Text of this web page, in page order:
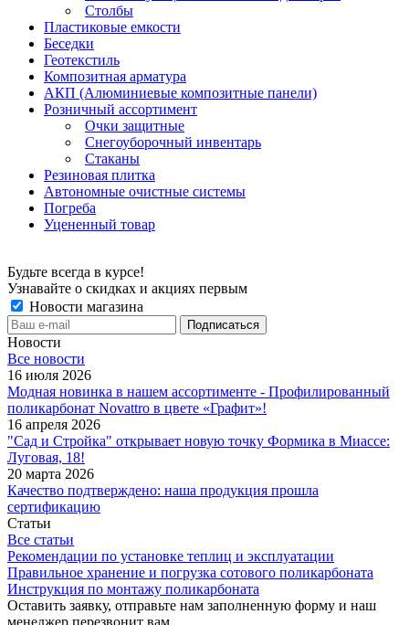
Столбы
Пластиковые емкости
Беседки
Геотекстиль
Композитная арматура
АКП (Алюминиевые композитные панели)
Розничный ассортимент
Очки защитные
Снегоуборочный инвентарь
Стаканы
Резиновая плитка
Автономные очистные системы
Погреба
Уцененный товар
Будьте всегда в курсе!
Узнавайте о скидках и акциях первым
Новости магазина
Новости
Все новости
16 июля 2026
Модная новинка в нашем ассортименте - Профилированный
поликарбонат Novattro в цвете «Графит»!
16 апреля 2026
"Сад и Стройка" открывает новую точку Формика в Миассе:
Луговая, 18!
20 марта 2026
Качество подтверждено: наша продукция прошла
сертификацию
Статьи
Все статьи
Рекомендации по установке теплиц и эксплуатации
Правильное хранение и погрузка сотового поликарбоната
Инструкция по монтажу поликарбоната
Оставить заявку, отправьте нам заполненную форму и наш
менеджер перезвонит вам.